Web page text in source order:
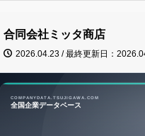
合同会社ミッタ商店
2026.04.23 / 最終更新日：